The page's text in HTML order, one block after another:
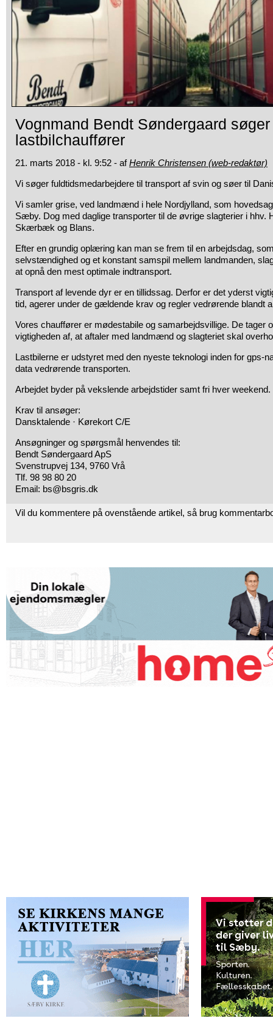
Vognmand Bendt Søndergaard søger
lastbilchauffører
21. marts 2018 - kl. 9:52 - afHenrik Christensen (web-redaktør)
Vi søger fuldtidsmedarbejdere til transport af svin og søer til
Vi samler grise, ved landmænd i hele Nordjylland, som
Sæby. Dog med daglige transporter til de øvrige slagterier i hhv.
Skærbæk og Blans.
Efter en grundig oplæring kan man se frem til en arbejdsdag,
selvstændighed og et konstant samspil mellem landmanden,
at opnå den mest optimale indtransport.
Transport af levende dyr er en tillidssag. Derfor er det yderst
tid, agerer under de gældende krav og regler vedrørende blandt
Vores chauffører er mødestabile og samarbejdsvillige. De tager
vigtigheden af, at aftaler med landmænd og slagteriet skal
Lastbilerne er udstyret med den nyeste teknologi inden for gps-
data vedrørende transporten.
Arbejdet byder på vekslende arbejdstider samt fri hver weekend.
Krav til ansøger:
Dansktalende · Kørekort C/E
Ansøgninger og spørgsmål henvendes til:
Bendt Søndergaard ApS
Svenstrupvej 134, 9760 Vrå
Tlf. 98 98 80 20
Email: bs@bsgris.dk
Vil du kommentere på ovenstående artikel, så brug